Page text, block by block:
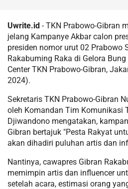
Uwrite.id - TKN Prabowo-Gibran
jelang Kampanye Akbar calon
presiden nomor urut 02 Prabowo
Rakabuming Raka di Gelora
Center TKN Prabowo-Gibran,
2024).
Sekretaris TKN Prabowo-Gibran
oleh Komandan Tim Komunikasi
Djiwandono mengatakan,
Gibran bertajuk "Pesta Rakyat
akan dihadiri puluhan artis dan
Nantinya, cawapres Gibran
memimpin artis dan influencer
setelah acara, estimasi orang